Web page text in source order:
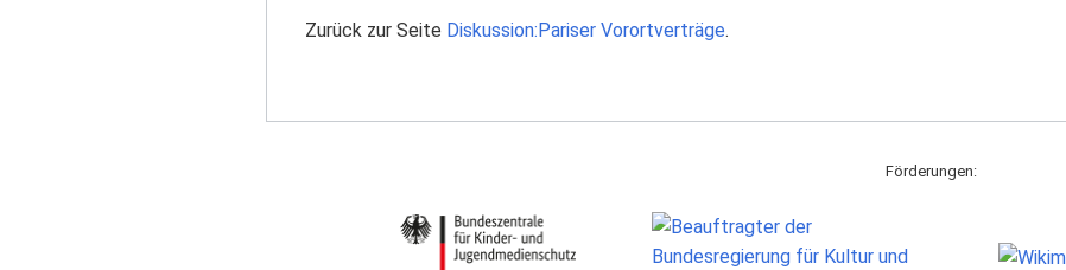
Zurück zur Seite Diskussion:Pariser Vorortverträge.
Förderungen: